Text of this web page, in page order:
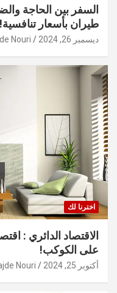
السفر بين الحاجة
طيران بأسعار تنافسية!
ديسمبر 26, 2024 Nouri
اخترنا لك
الاقتصاد الدائري :
على الكوكب!
أكتوبر 25, 2024 Nouri